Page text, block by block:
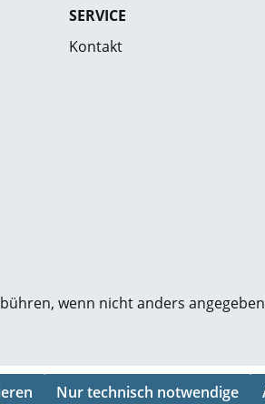
SERVICE
Kontakt
wenn nicht anders
Nur technisch notwendige